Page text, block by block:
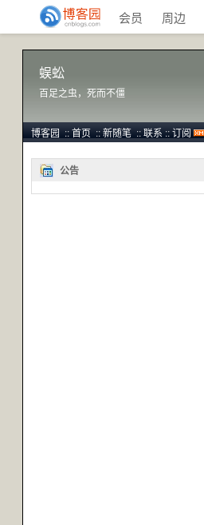
会员 周边
蜈蚣
百足之虫，死而不僵
博客园::首页::新随笔::联系::订阅
公告